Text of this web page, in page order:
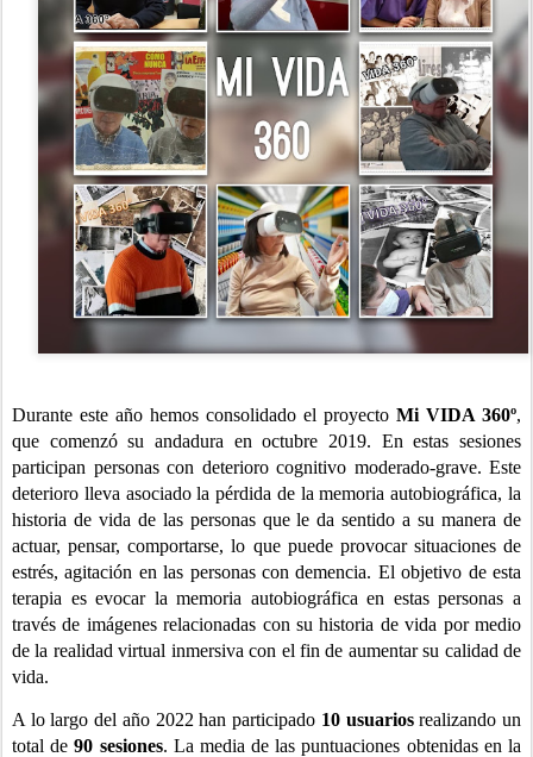
Durante este año hemos consolidado el proyecto Mi VIDA 360º,
que comenzó su andadura en octubre 2019. En estas sesiones
participan personas con deterioro cognitivo moderado-grave. Este
deterioro lleva asociado la pérdida de la memoria autobiográfica, la
historia de vida de las personas que le da sentido a su manera de
actuar, pensar, comportarse, lo que puede provocar situaciones de
estrés, agitación en las personas con demencia. El objetivo de esta
terapia es evocar la memoria autobiográfica en estas personas a
través de imágenes relacionadas con su historia de vida por medio
de la realidad virtual inmersiva con el fin de aumentar su calidad de
vida.
A lo largo del año 2022 han participado 10 usuariosrealizando un
total de90 sesiones. La media de las puntuaciones obtenidas en la